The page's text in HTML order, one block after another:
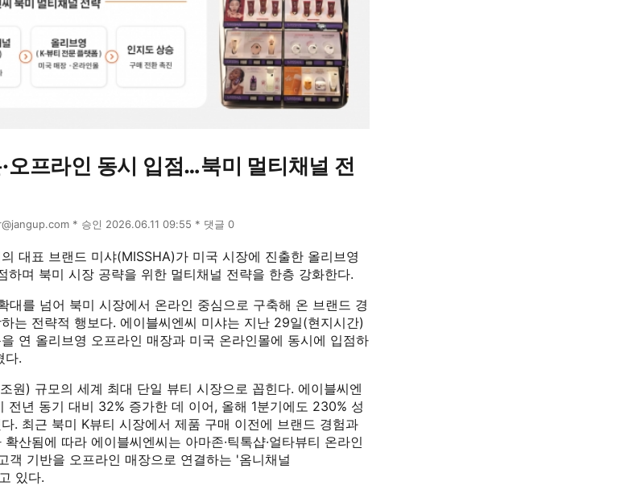
오프라인 동시 입점…북미 멀티채널 전
* 승인 2026.06.11 09:55 * 댓글 0
대표 브랜드 미샤(MISSHA)가 미국 시장에 진출한 올리브영
하며 북미 시장 공략을 위한 멀티채널 전략을 한층 강화한다.
대를 넘어 북미 시장에서 온라인 중심으로 구축해 온 브랜드 경
는 전략적 행보다. 에이블씨엔씨 미샤는 지난 29일(현지시간)
연 올리브영 오프라인 매장과 미국 온라인몰에 동시에 입점하
다.
원) 규모의 세계 최대 단일 뷰티 시장으로 꼽힌다. 에이블씨엔
전년 동기 대비 32% 증가한 데 이어, 올해 1분기에도 230% 성
. 최근 북미 K뷰티 시장에서 제품 구매 이전에 브랜드 경험과
산됨에 따라 에이블씨엔씨는 아마존·틱톡샵·얼타뷰티 온라인
객 기반을 오프라인 매장으로 연결하는 '옴니채널
있다.